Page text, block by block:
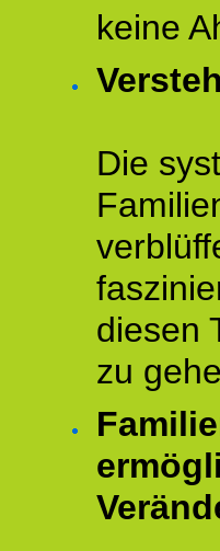
keine
Die
diesen
zu